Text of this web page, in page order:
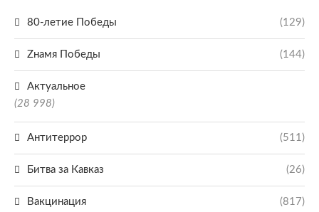
80-летие Победы (129)
Zнамя Победы (144)
Актуальное
(28 998)
Антитеррор (511)
Битва за Кавказ (26)
Вакцинация (817)